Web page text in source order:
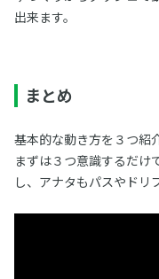
出来ます。
まとめ
基本的な動き方を３つ紹
まずは３つ意識するだけ
し、アナタもパスやドリ